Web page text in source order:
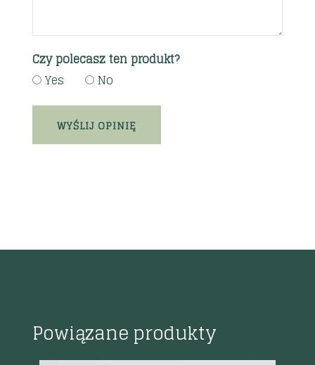
Czy polecasz ten produkt?
Yes
No
Powiązane produkty